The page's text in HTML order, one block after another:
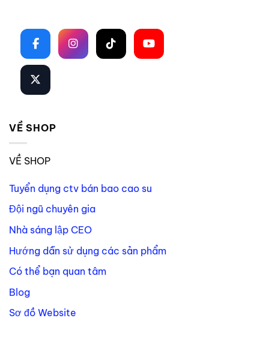
VỀ SHOP
VỀ SHOP
Tuyển dụng ctv bán bao cao su
Đội ngũ chuyên gia
Nhà sáng lập CEO
Hướng dẫn sử dụng các sản phẩm
Có thể bạn quan tâm
Blog
Sơ đồ Website